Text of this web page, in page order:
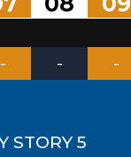
- - -
STORY 5